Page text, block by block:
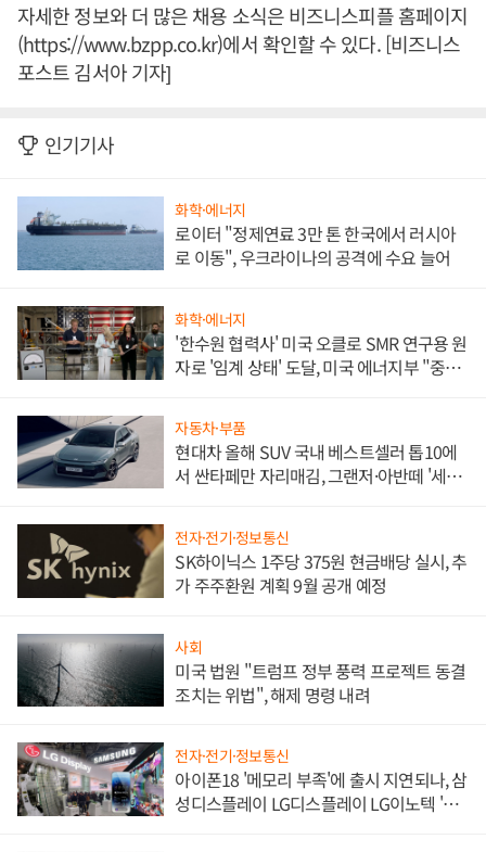
자세한 정보와 더 많은 채용 소식은 비즈니스피플 홈페이지
(https://www.bzpp.co.kr)에서 확인할 수 있다. [비즈니스
포스트 김서아 기자]
인기기사
화학·에너지
로이터 "정제연료 3만 톤 한국에서 러시아
로 이동", 우크라이나의 공격에 수요 늘어
화학·에너지
'한수원 협력사' 미국 오클로 SMR 연구용 원
자로 '임계 상태' 도달, 미국 에너지부 "중요
자동차·부품
현대차 올해 SUV 국내 베스트셀러 톱10에
서 싼타페만 자리매김, 그랜저·아반떼 '세단
전자·전기·정보통신
SK하이닉스 1주당 375원 현금배당 실시, 추
가 주주환원 계획 9월 공개 예정
사회
미국 법원 "트럼프 정부 풍력 프로젝트 동결
조치는 위법", 해제 명령 내려
전자·전기·정보통신
아이폰18 '메모리 부족'에 출시 지연되나, 삼
성디스플레이 LG디스플레이 LG이노텍 '탈